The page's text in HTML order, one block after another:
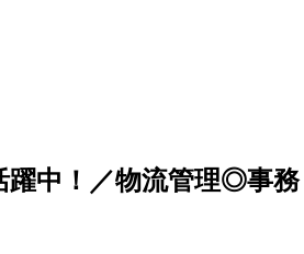
中！／物流管理◎事務